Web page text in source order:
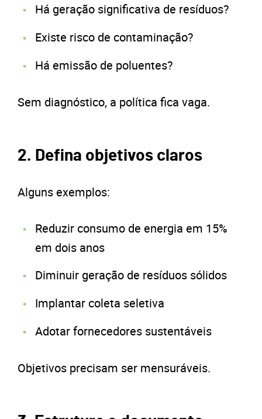
Há geração significativa de resíduos?
Existe risco de contaminação?
Há emissão de poluentes?
Sem diagnóstico, a política fica vaga.
2. Defina objetivos claros
Alguns exemplos:
Reduzir consumo de energia em 15%
em dois anos
Diminuir geração de resíduos sólidos
Implantar coleta seletiva
Adotar fornecedores sustentáveis
Objetivos precisam ser mensuráveis.